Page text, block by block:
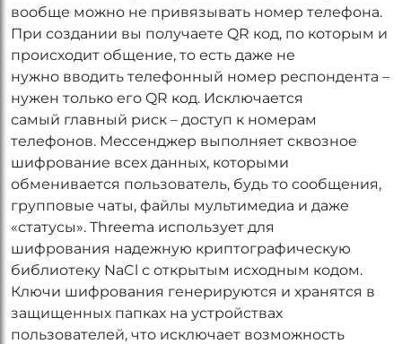
вообще можно не привязывать номер телефона.
При создании вы получаете QR код, по которым и
происходит общение, то есть даже не
нужно вводить телефонный номер респондента –
нужен только его QR код. Исключается
самый главный риск – доступ к номерам
телефонов. Мессенджер выполняет сквозное
шифрование всех данных, которыми
обменивается пользователь, будь то сообщения,
групповые чаты, файлы мультимедиа и даже
«статусы». Threema использует для
шифрования надежную криптографическую
библиотеку NaCl с открытым исходным кодом.
Ключи шифрования генерируются и хранятся в
защищенных папках на устройствах
пользователей, что исключает возможность